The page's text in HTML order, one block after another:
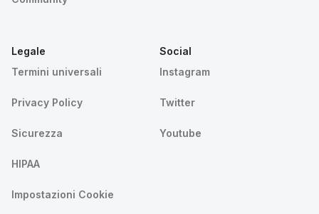
Legale
Termini universali
Privacy Policy
Sicurezza
HIPAA
Impostazioni Cookie
Social
Instagram
Twitter
Youtube